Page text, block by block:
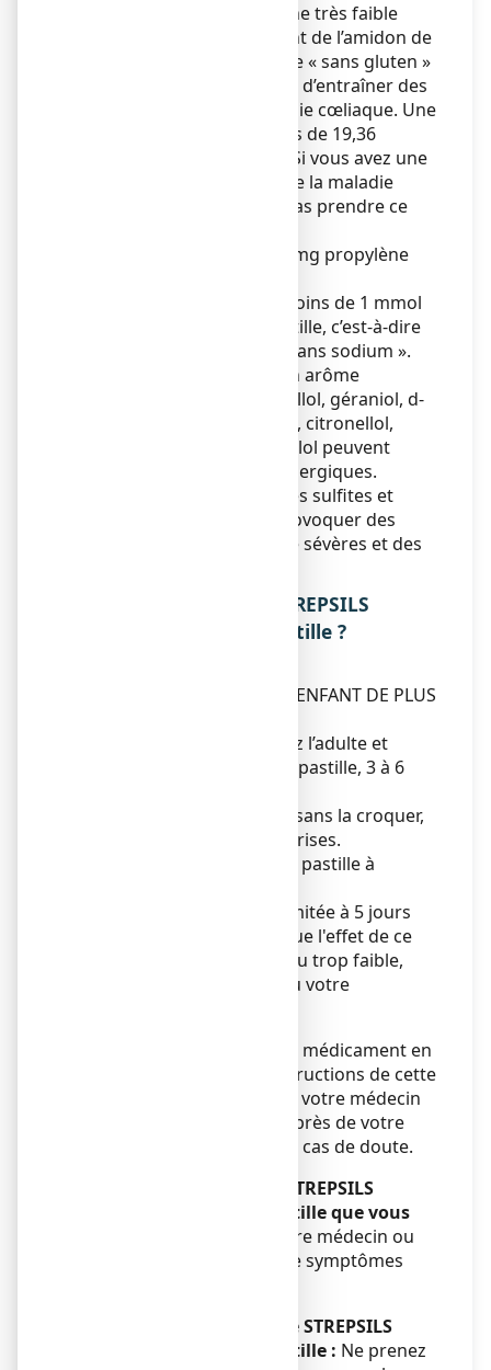
Ce médicament contient une très faible
teneur en gluten (provenant de l’amidon de
blé). Il est considéré comme « sans gluten »
et est donc peu susceptible d’entraîner des
problèmes en cas de maladie cœliaque. Une
pastille ne contient pas plus de 19,36
microgrammes de gluten. Si vous avez une
allergie au blé (différente de la maladie
cœliaque), vous ne devez pas prendre ce
Ce médicament contient 3 mg propylène
Ce médicament contient moins de 1 mmol
(23 mg) de sodium par pastille, c’est-à-dire
qu’il est essentiellement « sans sodium ».
Ce médicament contient un arôme
contenant du citral, citronellol, géraniol, d-
limonène et linalol. Le citral, citronellol,
géraniol, d-limonène et linalol peuvent
provoquer des réactions allergiques.
Ce médicament contient des sulfites et
peut, dans de rares cas, provoquer des
réactions d’hypersensibilité sévères et des
3. COMMENT UTILISER STREPSILS
ORANGE VITAMINE C, pastille ?
RESERVE A L'ADULTE ET A L'ENFANT DE PLUS
La dose recommandée chez l’adulte et
l’enfant de plus de 6 ans : 1 pastille, 3 à 6
Sucer lentement la pastille sans la croquer,
ni l'avaler en espaçant les prises.
Il est préférable de sucer la pastille à
La durée d'utilisation est limitée à 5 jours
Si vous avez l'impression que l'effet de ce
médicament est trop fort ou trop faible,
consultez votre médecin ou votre
Veillez à toujours utiliser ce médicament en
suivant exactement les instructions de cette
notice ou les indications de votre médecin
ou pharmacien. Vérifiez auprès de votre
médecin ou pharmacien en cas de doute.
Si vous avez pris plus de STREPSILS
ORANGE VITAMINE C, pastille que vous
Consultez votre médecin ou
votre pharmacien en cas de symptômes
Si vous oubliez de prendre STREPSILS
ORANGE VITAMINE C, pastille : Ne prenez